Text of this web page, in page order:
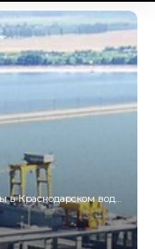
водохранилище упал на 7 метров